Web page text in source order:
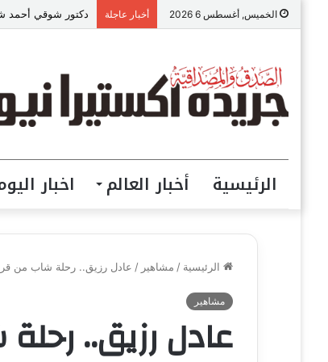
الخميس, أغسطس 6 2026 أخبار عاجلة دكتور شوقي أحمد
الرئيسية أخبار العالم اخبار
الرئيسية / مشاهير / عادل رزيق.. رحلة شاب من
مشاهير
عادل رزيق..